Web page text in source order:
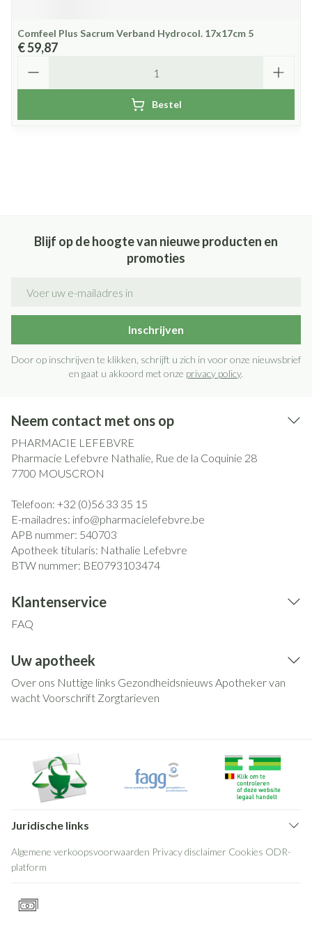
Comfeel Plus Sacrum Verband Hydrocol. 17x17cm 5
€ 59,87
Bestel
Blijf op de hoogte van nieuwe producten en
promoties
Inschrijven
Door op inschrijven te klikken, schrijft u zich in voor onze nieuwsbrief
en gaat u akkoord met onze privacy policy.
Neem contact met ons op
PHARMACIE LEFEBVRE
Pharmacie Lefebvre Nathalie, Rue de la Coquinie 28
7700 MOUSCRON
Telefoon: +32 (0)56 33 35 15
E-mailadres: info@pharmacielefebvre.be
APB nummer: 540703
Apotheek titularis: Nathalie Lefebvre
BTW nummer: BE0793103474
Klantenservice
FAQ
Uw apotheek
Over ons Nuttige links Gezondheidsnieuws Apotheker van
wachtVoorschrift Zorgtarieven
Juridische links
Algemene verkoopsvoorwaarden Privacy disclaimer Cookies ODR-
platform